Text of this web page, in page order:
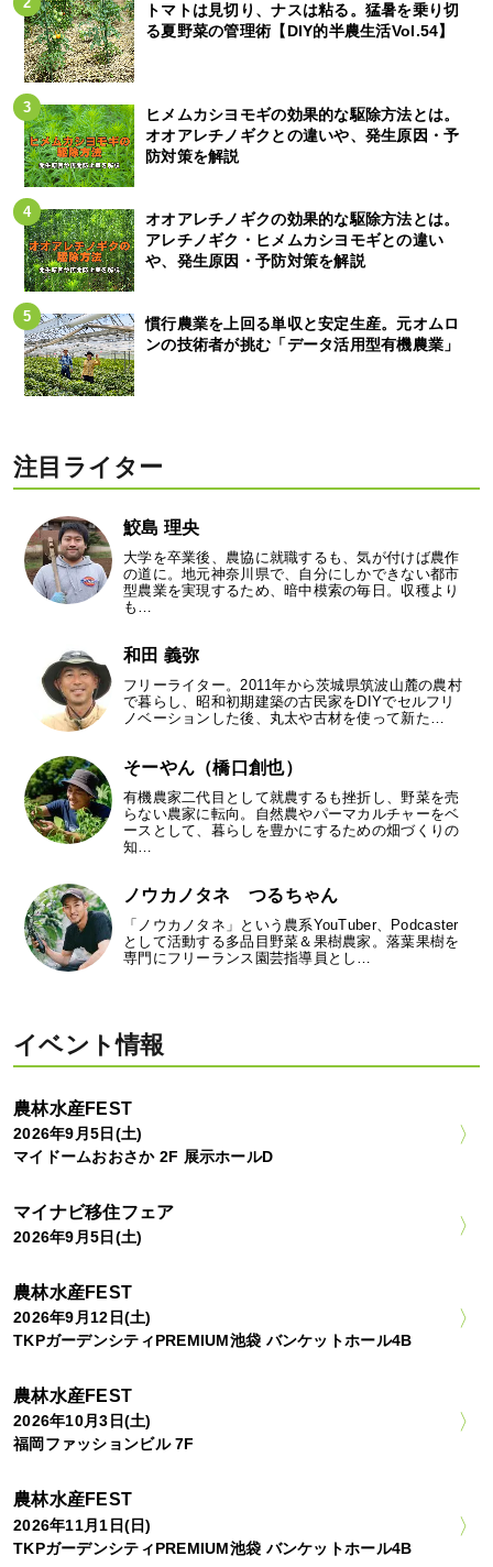
トマトは見切り、ナスは粘る。猛暑を乗り切
る夏野菜の管理術【DIY的半農生活Vol.54】
ヒメムカシヨモギの効果的な駆除方法とは。
オオアレチノギクとの違いや、発生原因・予
防対策を解説
オオアレチノギクの効果的な駆除方法とは。
アレチノギク・ヒメムカシヨモギとの違い
や、発生原因・予防対策を解説
慣行農業を上回る単収と安定生産。元オムロ
ンの技術者が挑む「データ活用型有機農業」
注目ライター
鮫島 理央
大学を卒業後、農協に就職するも、気が付けば農作
の道に。地元神奈川県で、自分にしかできない都市
型農業を実現するため、暗中模索の毎日。収穫より
も…
和田 義弥
フリーライター。2011年から茨城県筑波山麓の農村
で暮らし、昭和初期建築の古民家をDIYでセルフリ
ノベーションした後、丸太や古材を使って新た…
そーやん（橋口創也）
有機農家二代目として就農するも挫折し、野菜を売
らない農家に転向。自然農やパーマカルチャーをベ
ースとして、暮らしを豊かにするための畑づくりの
知…
ノウカノタネ つるちゃん
「ノウカノタネ」という農系YouTuber、Podcaster
として活動する多品目野菜＆果樹農家。落葉果樹を
専門にフリーランス園芸指導員とし…
イベント情報
農林水産FEST
2026年9月5日(土)
マイドームおおさか 2F 展示ホールD
マイナビ移住フェア
2026年9月5日(土)
農林水産FEST
2026年9月12日(土)
TKPガーデンシティPREMIUM池袋 バンケットホール4B
農林水産FEST
2026年10月3日(土)
福岡ファッションビル 7F
農林水産FEST
2026年11月1日(日)
TKPガーデンシティPREMIUM池袋 バンケットホール4B